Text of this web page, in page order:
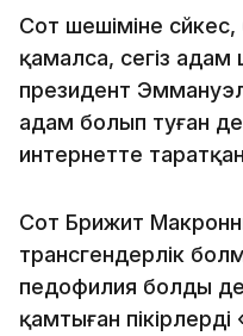
Сот шешіміне
қамалса, сегіз
президент
адам болып туған
интернетте
Сот Брижит
трансгендерлік
педофилия болды
қамтыған